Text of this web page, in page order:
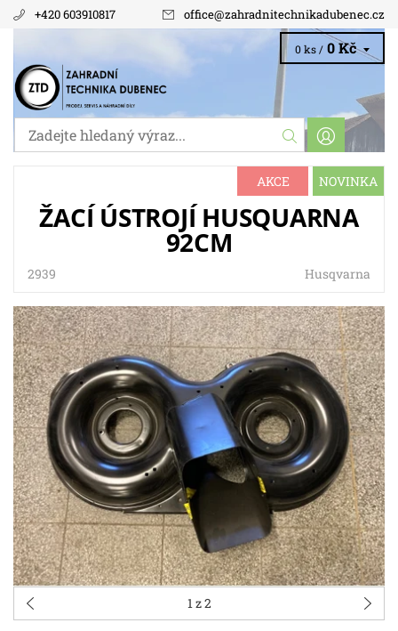
+420 603910817 office@zahradnitechnikadubenec.cz
0 ks / 0 Kč
AKCE NOVINKA
ŽACÍ ÚSTROJÍ HUSQUARNA
92CM
2939 Husqvarna
1 z 2